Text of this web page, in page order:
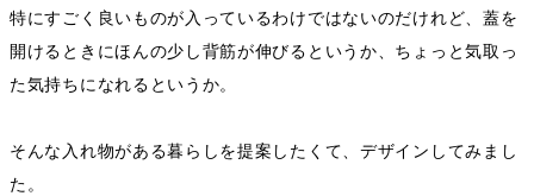
特にすごく良いものが入っているわけではないのだけれど、蓋を
開けるときにほんの少し背筋が伸びるというか、ちょっと気取っ
た気持ちになれるというか。
そんな入れ物がある暮らしを提案したくて、デザインしてみまし
た。